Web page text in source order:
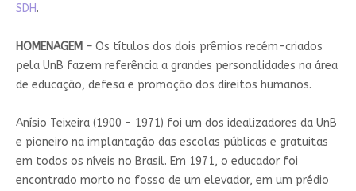
SDH.
HOMENAGEM –Os títulos dos dois prêmios recém-criados
pela UnB fazem referência a grandes personalidades na área
de educação, defesa e promoção dos direitos humanos.
Anísio Teixeira (1900 - 1971) foi um dos idealizadores da UnB
e pioneiro na implantação das escolas públicas e gratuitas
em todos os níveis no Brasil. Em 1971, o educador foi
encontrado morto no fosso de um elevador, em um prédio